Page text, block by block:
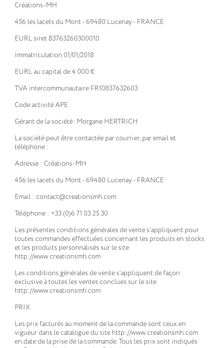
Créations-MH
456 les lacets du Mont - 69480 Lucenay - FRANCE
EURL siret 83763260300010
Immatriculation 01/01/2018
EURL au capital de 4 000 €
TVA intercommunautaire FR10837632603
Code activité APE
Gérant de la société: Morgane HERTRICH
La société peut être contactée par courrier, par email et
téléphone :
Adresse : Créations-MH
456 les lacets du Mont - 69480 Lucenay - FRANCE
Email : contact@creationsmh.com
Téléphone : +33 (0)6 71 03 25 30
Les présentes conditions générales de vente s’appliquent pour
toutes commandes effectuées concernant les produits en stocks
et les produits personnalisés sur le site
http://www.creationsmh.com
Les conditions générales de vente s’appliquent de façon
exclusive à toutes les ventes conclues sur le site
http://www.creationsmh.com
PRIX
Les prix facturés au moment de la commande sont ceux en
vigueur dans le catalogue du site http://www.creationsmh.com
en date de la prise de la commande. Tous les prix sont indiqués